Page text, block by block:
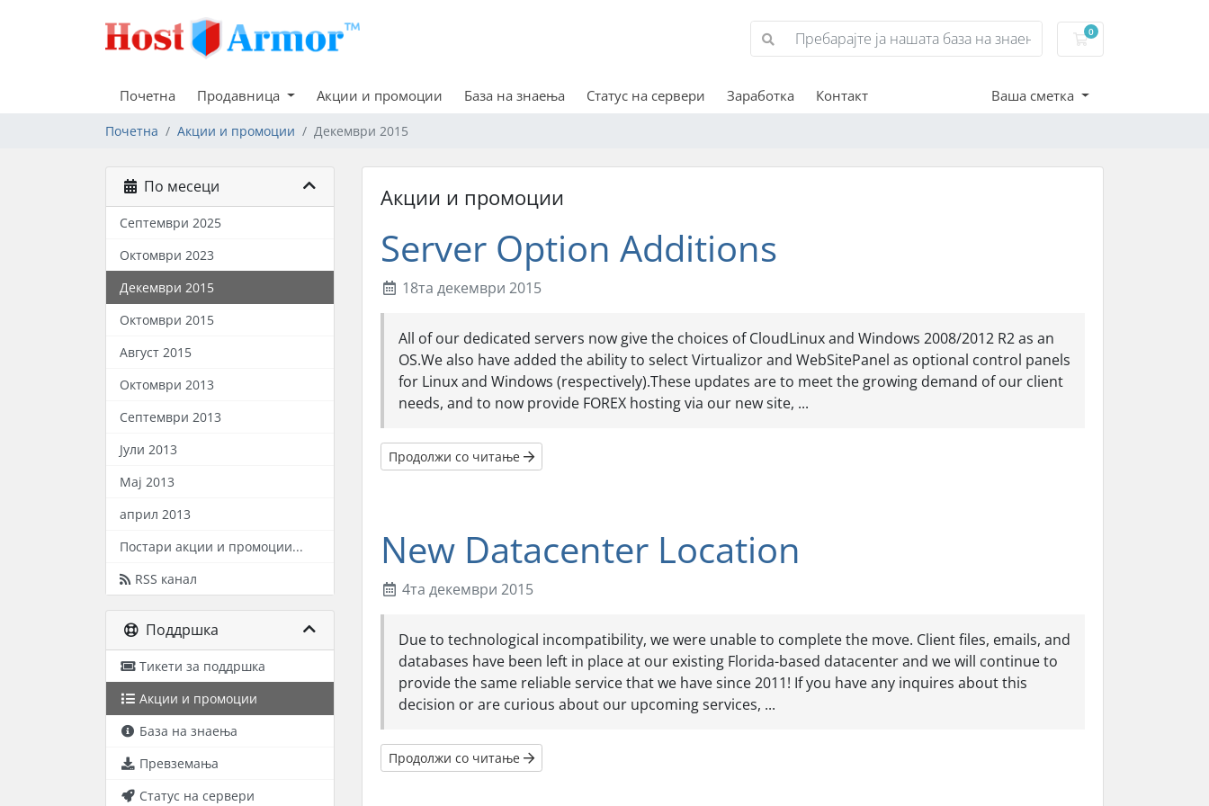
0
Потрошувачка
Почетна Продавница Акции и промоции База на знаења Статус на сервери Заработка Контакт Ваша сметка
Почетна Акции и промоции Декември 2015
По месеци
Септември 2025
Октомври 2023
Декември 2015
Октомври 2015
Август 2015
Октомври 2013
Септември 2013
Јули 2013
Мај 2013
април 2013
Постари акции и промоции...
RSS канал
Поддршка
Тикети за поддршка
Акции и промоции
База на знаења
Превземања
Статус на сервери
Акции и промоции
Server Option Additions
18та декември 2015
All of our dedicated servers now give the choices of CloudLinux and Windows 2008/2012 R2 as an
OS.We also have added the ability to select Virtualizor and WebSitePanel as optional control panels
for Linux and Windows (respectively).These updates are to meet the growing demand of our client
needs, and to now provide FOREX hosting via our new site, ...
Продолжи со читање
New Datacenter Location
4та декември 2015
Due to technological incompatibility, we were unable to complete the move. Client files, emails, and
databases have been left in place at our existing Florida-based datacenter and we will continue to
provide the same reliable service that we have since 2011! If you have any inquires about this
decision or are curious about our upcoming services, ...
Продолжи со читање